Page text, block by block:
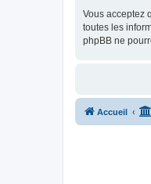
Vous acceptez
toutes les
phpBB ne
Accueil